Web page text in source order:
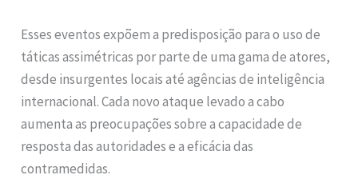
Esses eventos expõem a predisposição para o uso de
táticas assimétricas por parte de uma gama de atores,
desde insurgentes locais até agências de inteligência
internacional. Cada novo ataque levado a cabo
aumenta as preocupações sobre a capacidade de
resposta das autoridades e a eficácia das
contramedidas.